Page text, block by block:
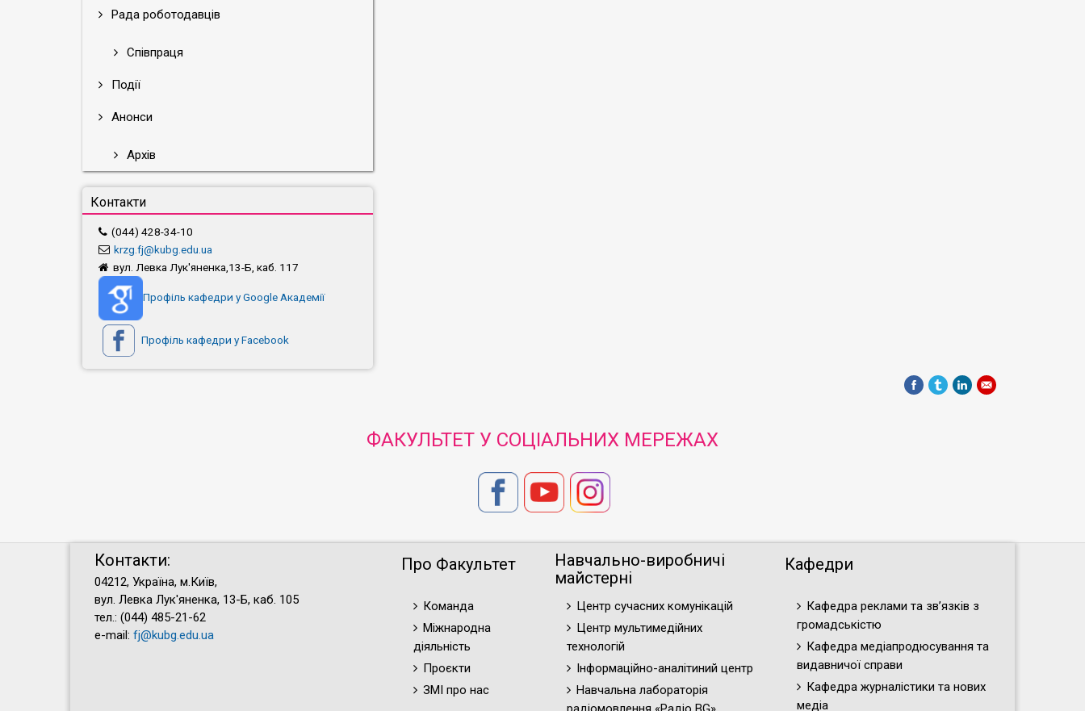
Рада роботодавців
Співпраця
Події
Анонси
Архів
Контакти
(044) 428-34-10
krzg.fj@kubg.edu.ua
вул. Левка Лук'яненка,13-Б, каб. 117
Профіль кафедри у Google Академії
Профіль кафедри у Facebook
ФАКУЛЬТЕТ У СОЦІАЛЬНИХ МЕРЕЖАХ
Контакти:
04212, Україна, м.Київ,
вул. Левка Лук'яненка, 13-Б, каб. 105
тел.: (044) 485-21-62
e-mail: fj@kubg.edu.ua
Про Факультет
Команда
Міжнародна
діяльність
Проєкти
ЗМІ про нас
Навчально-виробничі
майстерні
Центр сучасних комунікацій
Центр мультимедійних
технологій
Інформаційно-аналітиний центр
Навчальна лабораторія
Кафедри
Кафедра реклами та зв’язків з
громадськістю
Кафедра медіапродюсування та
видавничої справи
Кафедра журналістики та нових
медіа